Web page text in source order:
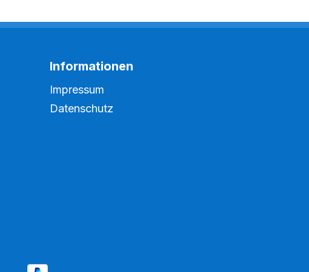
Informationen
Impressum
Datenschutz